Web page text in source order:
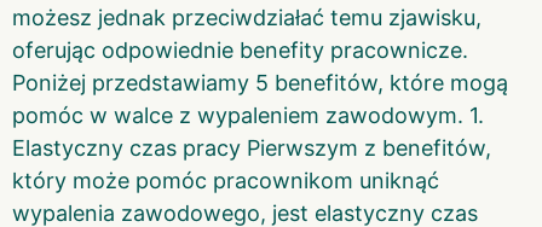
możesz jednak przeciwdziałać temu zjawisku,
oferując odpowiednie benefity pracownicze.
Poniżej przedstawiamy 5 benefitów, które mogą
pomóc w walce z wypaleniem zawodowym. 1.
Elastyczny czas pracy Pierwszym z benefitów,
który może pomóc pracownikom uniknąć
wypalenia zawodowego, jest elastyczny czas